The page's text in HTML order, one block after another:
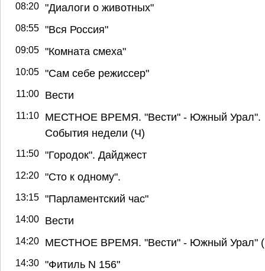
08:20 "Диалоги о животных"
08:55 "Вся Россия"
09:05 "Комната смеха"
10:05 "Сам себе режиссер"
11:00 Вести
11:10
МЕСТНОЕ ВРЕМЯ. "Вести" - Южный Урал".
События недели (Ч)
11:50 "Городок". Дайджест
12:20 "Сто к одному".
13:15 "Парламентский час"
14:00 Вести
14:20 МЕСТНОЕ ВРЕМЯ. "Вести" - Южный Урал"
14:30 "Фитиль N 156"